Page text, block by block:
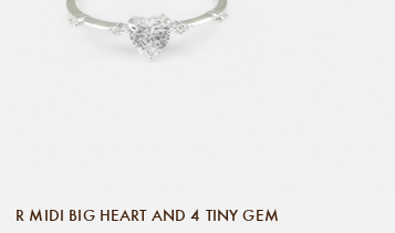
R MIDI BIG HEART AND 4 TINY GEM